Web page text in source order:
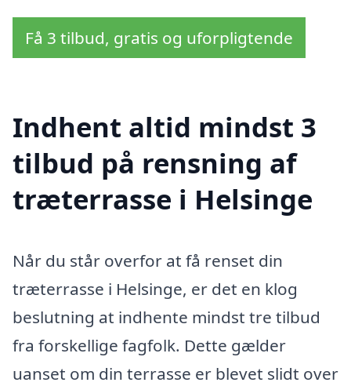
Få 3 tilbud, gratis og uforpligtende
Indhent altid mindst 3
tilbud på rensning af
træterrasse i Helsinge
Når du står overfor at få renset din
træterrasse i Helsinge, er det en klog
beslutning at indhente mindst tre tilbud
fra forskellige fagfolk. Dette gælder
uanset om din terrasse er blevet slidt over